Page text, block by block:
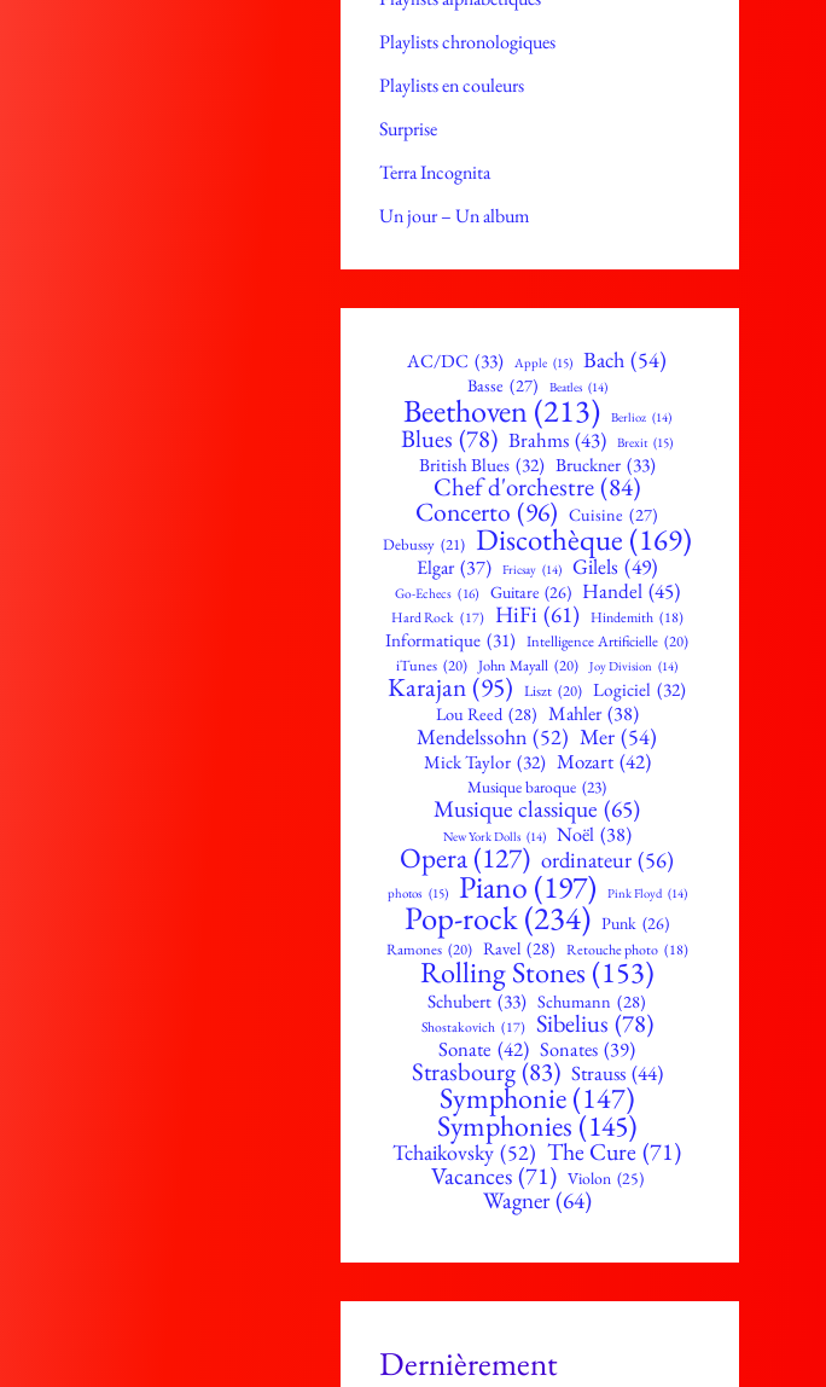
Playlists chronologiques
Playlists en couleurs
Surprise
Terra Incognita
Un jour – Un album
AC/DC (33) Apple (15) Bach (54)
Basse (27) Beatles (14)
Beethoven (213) Berlioz (14)
Blues (78) Brahms (43) Brexit (15)
British Blues (32) Bruckner (33)
Chef d'orchestre (84)
Concerto (96) Cuisine (27)
Debussy (21) Discothèque (169)
Elgar (37) Fricsay (14) Gilels (49)
Go-Echecs (16) Guitare (26) Handel (45)
Hard Rock (17) HiFi (61) Hindemith (18)
Informatique (31) Intelligence Artificielle (20)
iTunes (20) John Mayall (20) Joy Division (14)
Karajan(95) Liszt (20) Logiciel (32)
Lou Reed (28) Mahler (38)
Mendelssohn (52) Mer (54)
Mick Taylor (32) Mozart (42)
Musique baroque (23)
Musique classique (65)
New York Dolls (14) Noël (38)
Opera (127) ordinateur (56)
photos (15) Piano (197) Pink Floyd (14)
Pop-rock(234) Punk (26)
Ramones (20) Ravel (28) Retouche photo (18)
Rolling Stones (153)
Schubert (33) Schumann (28)
Shostakovich (17) Sibelius (78)
Sonate (42) Sonates (39)
Strasbourg (83) Strauss (44)
Symphonie (147)
Symphonies(145)
Tchaikovsky (52) The Cure(71)
Vacances (71) Violon (25)
Wagner (64)
Dernièrement